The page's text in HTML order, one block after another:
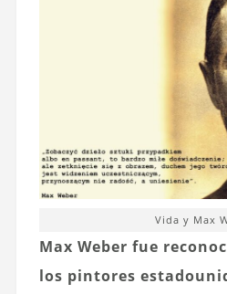
Vida y Max
Max Weber fue
los pintores